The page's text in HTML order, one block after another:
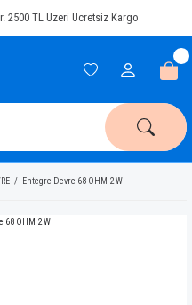
2500 TL Üzeri Ücretsiz Kargo
Entegre Devre 68 OHM 2 W